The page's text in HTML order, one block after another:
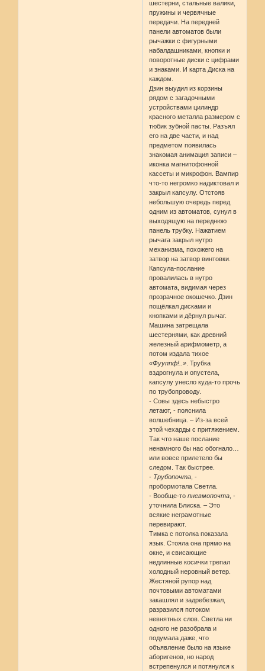
шестерни, стальные валики,
пружины и червячные
передачи. На передней
панели автоматов были
рычажки с фигурными
набалдашниками, кнопки и
поворотные диски с цифрами
и знаками. И карта Диска на
каждом.
Дзин выудил из корзины
рядом с загадочными
устройствами цилиндр
красного металла размером с
тюбик зубной пасты. Разъял
его на две части, и над
предметом появилась
знакомая анимация записи –
иконка магнитофонной
кассеты и микрофон. Вампир
что-то негромко надиктовал и
закрыл капсулу. Отстояв
небольшую очередь перед
одним из автоматов, сунул в
выходящую на переднюю
панель трубку. Нажатием
рычага закрыл нутро
механизма, похожего на
затвор на затвор винтовки.
Капсула-послание
провалилась в нутро
автомата, видимая через
прозрачное окошечко. Дзин
пощёлкал дисками и
кнопками и дёрнул рычаг.
Машина затрещала
шестернями, как древний
железный арифмометр, а
потом издала тихое
«Фууппф!..» . Трубка
вздрогнула и опустела,
капсулу унесло куда-то прочь
по трубопроводу.
- Совы здесь небыстро
летают, - пояснила
волшебница. – Из-за всей
этой чехарды с притяжением.
Так что наше послание
ненамного бы нас обогнало…
или вовсе прилетело бы
следом. Так быстрее.
- Трубопочта , -
пробормотала Светла.
- Вообще-топневмопочта , -
уточнила Блиска. – Это
всякие неграмотные
перевирают.
Тимка с потолка показала
язык. Стояла она прямо на
окне, и свисающие
недлинные косички трепал
холодный неровный ветер.
Жестяной рупор над
почтовыми автоматами
закашлял и задребезжал,
разразился потоком
невнятных слов. Светла ни
одного не разобрала и
подумала даже, что
объявление было на языке
аборигенов, но народ
встрепенулся и потянулся к